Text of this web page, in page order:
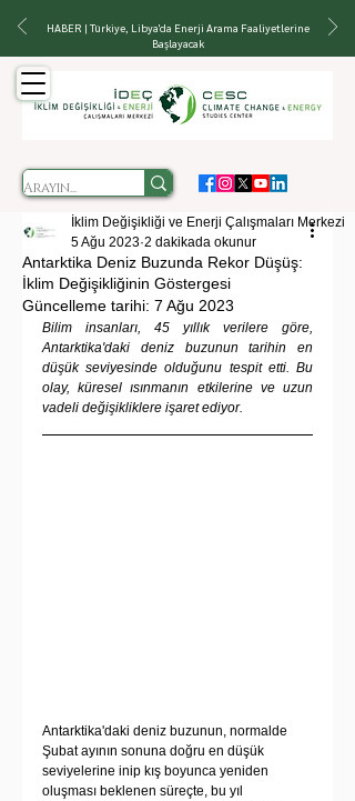
HABER | Türkiye, Libya'da Enerji Arama Faaliyetlerine
Başlayacak
Antarktika Deniz Buzunda Rekor Düşüş:
İklim Değişikliğinin Göstergesi
İklim Değişikliği ve Enerji Çalışmaları Merkezi
5 Ağu 2023 2 dakikada okunur
Güncelleme tarihi: 7 Ağu 2023
Bilim insanları, 45 yıllık verilere göre,
Antarktika'daki deniz buzunun tarihin en
düşük seviyesinde olduğunu tespit etti. Bu
olay, küresel ısınmanın etkilerine ve uzun
vadeli değişikliklere işaret ediyor.
Antarktika'daki deniz buzunun, normalde
Şubat ayının sonuna doğru en düşük
seviyelerine inip kış boyunca yeniden
oluşması beklenen süreçte, bu yıl